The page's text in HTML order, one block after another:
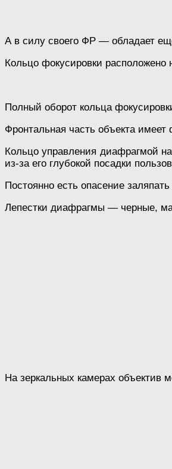
А в силу своего ФР — обладает
Кольцо фокусировки расположено
Полный оборот кольца
Фронтальная часть объекта
Кольцо управления диафрагмой
из-за его глубокой посадки
Постоянно есть опасение заляпать
Лепестки диафрагмы — черные,
На зеркальных камерах объектив